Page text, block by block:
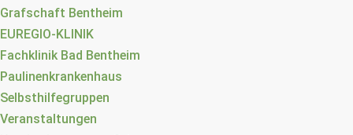
Grafschaft Bentheim
EUREGIO-KLINIK
Fachklinik Bad Bentheim
Paulinenkrankenhaus
Selbsthilfegruppen
Veranstaltungen